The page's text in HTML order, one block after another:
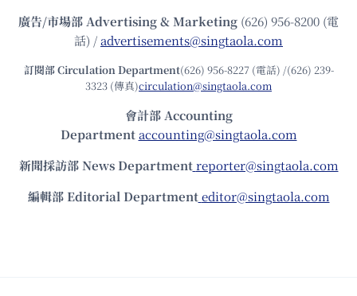
廣告/市場部Advertising & Marketing (626) 956-8200 (電
話) /advertisements@singtaola.com
訂閱部 Circulation Department(626) 956-8227 (電話) /(626) 239-
3323 (傳真)circulation@singtaola.com
會計部 Accounting
Department accounting@singtaola.com
新聞採訪部 News Department reporter@singtaola.com
編輯部 Editorial Department editor@singtaola.com